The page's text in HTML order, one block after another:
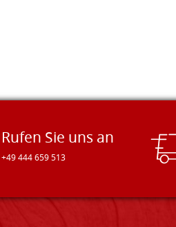
Rufen Sie uns an
+49 444 659 513